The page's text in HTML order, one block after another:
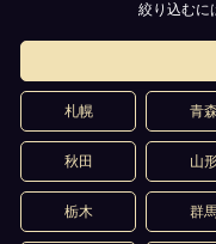
絞り込むに
札幌 青森
秋田 山
栃木 群